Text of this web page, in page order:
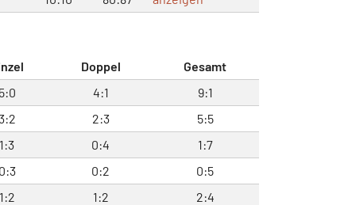
Doppel
Gesamt
4:1
9:1
2:3
5:5
1:3
0:4
1:7
0:2
0:5
1:2
2:4